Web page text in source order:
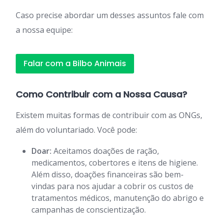
Caso precise abordar um desses assuntos fale com
a nossa equipe:
Falar com a Bilbo Animais
Como Contribuir com a Nossa Causa?
Existem muitas formas de contribuir com as ONGs,
além do voluntariado. Você pode:
Doar: Aceitamos doações de ração,
medicamentos, cobertores e itens de higiene.
Além disso, doações financeiras são bem-
vindas para nos ajudar a cobrir os custos de
tratamentos médicos, manutenção do abrigo e
campanhas de conscientização.